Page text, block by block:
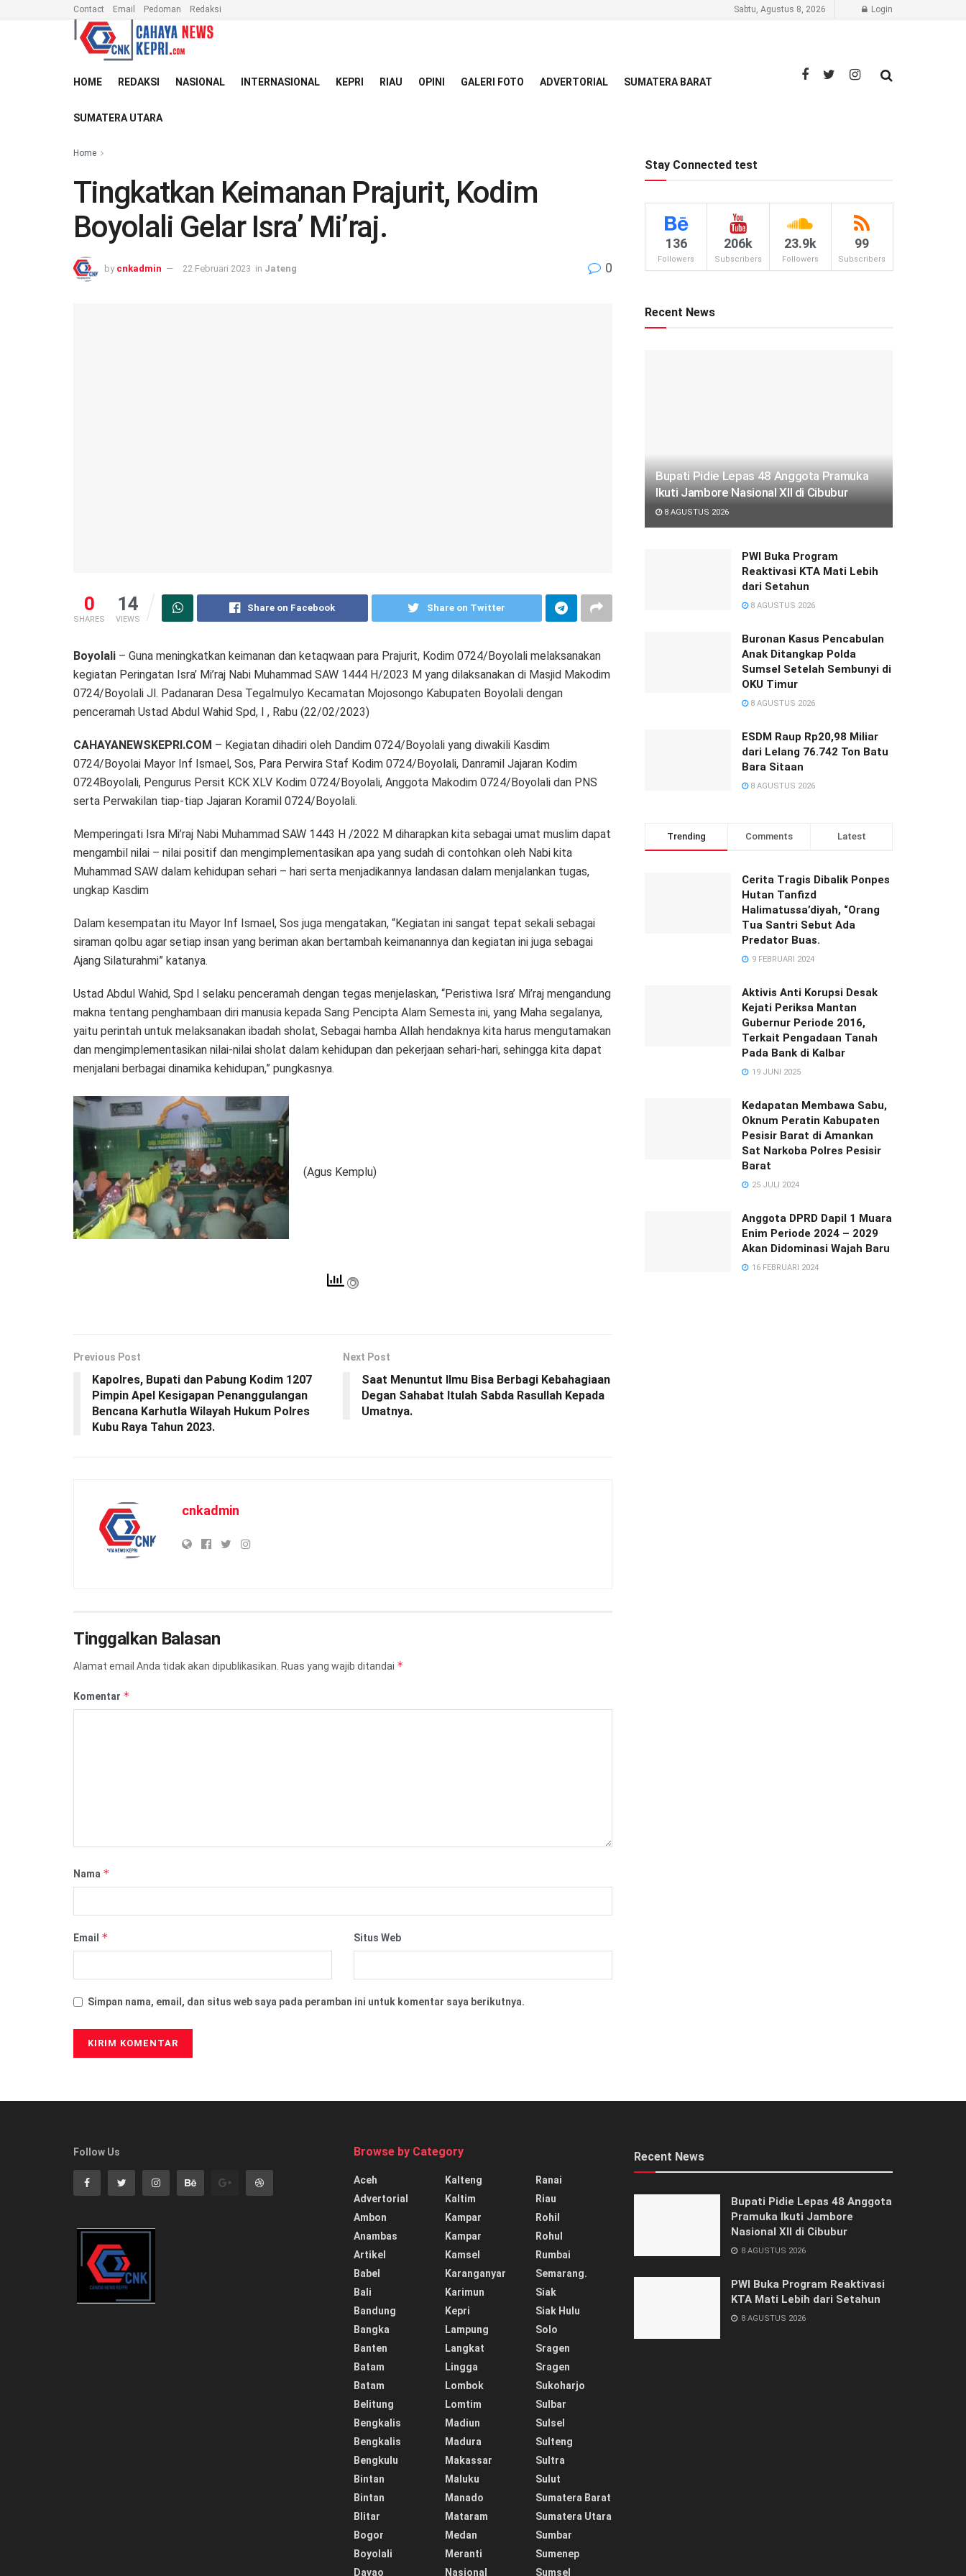
Contact Email Pedoman Redaksi Sabtu, Agustus 8, 2026 Login
HOME REDAKSI NASIONAL INTERNASIONAL KEPRI RIAU OPINI GALERI FOTO ADVERTORIAL SUMATERA BARAT
SUMATERA UTARA
Home
Tingkatkan Keimanan Prajurit, Kodim
Boyolali Gelar Isra’ Mi’raj.
by cnkadmin 22 Februari 2023 in Jateng 0
0
SHARES
14
VIEWS
Share on Facebook Share on Twitter
Boyolali – Guna meningkatkan keimanan dan ketaqwaan para Prajurit, Kodim 0724/Boyolali melaksanakan
kegiatan Peringatan Isra’ Mi’raj Nabi Muhammad SAW 1444 H/2023 M yang dilaksanakan di Masjid Makodim
0724/Boyolali Jl. Padanaran Desa Tegalmulyo Kecamatan Mojosongo Kabupaten Boyolali dengan
penceramah Ustad Abdul Wahid Spd, I , Rabu (22/02/2023)
CAHAYANEWSKEPRI.COM – Kegiatan dihadiri oleh Dandim 0724/Boyolali yang diwakili Kasdim
0724/Boyolai Mayor Inf Ismael, Sos, Para Perwira Staf Kodim 0724/Boyolali, Danramil Jajaran Kodim
0724Boyolali, Pengurus Persit KCK XLV Kodim 0724/Boyolali, Anggota Makodim 0724/Boyolali dan PNS
serta Perwakilan tiap-tiap Jajaran Koramil 0724/Boyolali.
Memperingati Isra Mi’raj Nabi Muhammad SAW 1443 H /2022 M diharapkan kita sebagai umat muslim dapat
mengambil nilai – nilai positif dan mengimplementasikan apa yang sudah di contohkan oleh Nabi kita
Muhammad SAW dalam kehidupan sehari – hari serta menjadikannya landasan dalam menjalankan tugas,
ungkap Kasdim
Dalam kesempatan itu Mayor Inf Ismael, Sos juga mengatakan, “Kegiatan ini sangat tepat sekali sebagai
siraman qolbu agar setiap insan yang beriman akan bertambah keimanannya dan kegiatan ini juga sebagai
Ajang Silaturahmi” katanya.
Ustad Abdul Wahid, Spd I selaku penceramah dengan tegas menjelaskan, “Peristiwa Isra’ Mi’raj mengandung
makna tentang penghambaan diri manusia kepada Sang Pencipta Alam Semesta ini, yang Maha segalanya,
yaitu perintah untuk melaksanakan ibadah sholat, Sebagai hamba Allah hendaknya kita harus mengutamakan
dan mengimplementasikan nilai-nilai sholat dalam kehidupan dan pekerjaan sehari-hari, sehingga kita dapat
menjalani berbagai dinamika kehidupan,” pungkasnya.
(Agus Kemplu)
Previous Post
Kapolres, Bupati dan Pabung Kodim 1207
Pimpin Apel Kesigapan Penanggulangan
Bencana Karhutla Wilayah Hukum Polres
Kubu Raya Tahun 2023.
Next Post
Saat Menuntut Ilmu Bisa Berbagi Kebahagiaan
Degan Sahabat Itulah Sabda Rasullah Kepada
Umatnya.
cnkadmin
Tinggalkan Balasan
Alamat email Anda tidak akan dipublikasikan. Ruas yang wajib ditandai *
Komentar *
Nama *
Email * Situs Web
Simpan nama, email, dan situs web saya pada peramban ini untuk komentar saya berikutnya.
Stay Connected test
136
Followers
206k
Subscribers
23.9k
Followers
99
Subscribers
Recent News
Bupati Pidie Lepas 48 Anggota Pramuka
Ikuti Jambore Nasional XII di Cibubur
8 AGUSTUS 2026
PWI Buka Program
Reaktivasi KTA Mati Lebih
dari Setahun
8 AGUSTUS 2026
Buronan Kasus Pencabulan
Anak Ditangkap Polda
Sumsel Setelah Sembunyi di
OKU Timur
8 AGUSTUS 2026
ESDM Raup Rp20,98 Miliar
dari Lelang 76.742 Ton Batu
Bara Sitaan
8 AGUSTUS 2026
Trending Comments Latest
Cerita Tragis Dibalik Ponpes
Hutan Tanfizd
Halimatussa’diyah, “Orang
Tua Santri Sebut Ada
Predator Buas.
9 FEBRUARI 2024
Aktivis Anti Korupsi Desak
Kejati Periksa Mantan
Gubernur Periode 2016,
Terkait Pengadaan Tanah
Pada Bank di Kalbar
19 JUNI 2025
Kedapatan Membawa Sabu,
Oknum Peratin Kabupaten
Pesisir Barat di Amankan
Sat Narkoba Polres Pesisir
Barat
25 JULI 2024
Anggota DPRD Dapil 1 Muara
Enim Periode 2024 – 2029
Akan Didominasi Wajah Baru
16 FEBRUARI 2024
Follow Us Browse by Category
Aceh
Advertorial
Ambon
Anambas
Artikel
Babel
Bali
Bandung
Bangka
Banten
Batam
Batam
Belitung
Bengkalis
Bengkalis
Bengkulu
Bintan
Bintan
Blitar
Bogor
Boyolali
Davao
Kalteng
Kaltim
Kampar
Kampar
Kamsel
Karanganyar
Karimun
Kepri
Lampung
Langkat
Lingga
Lombok
Lomtim
Madiun
Madura
Makassar
Maluku
Manado
Mataram
Medan
Meranti
Nasional
Ranai
Riau
Rohil
Rohul
Rumbai
Semarang.
Siak
Siak Hulu
Solo
Sragen
Sragen
Sukoharjo
Sulbar
Sulsel
Sulteng
Sultra
Sulut
Sumatera Barat
Sumatera Utara
Sumbar
Sumenep
Sumsel
Recent News
Bupati Pidie Lepas 48 Anggota
Pramuka Ikuti Jambore
Nasional XII di Cibubur
8 AGUSTUS 2026
PWI Buka Program Reaktivasi
KTA Mati Lebih dari Setahun
8 AGUSTUS 2026